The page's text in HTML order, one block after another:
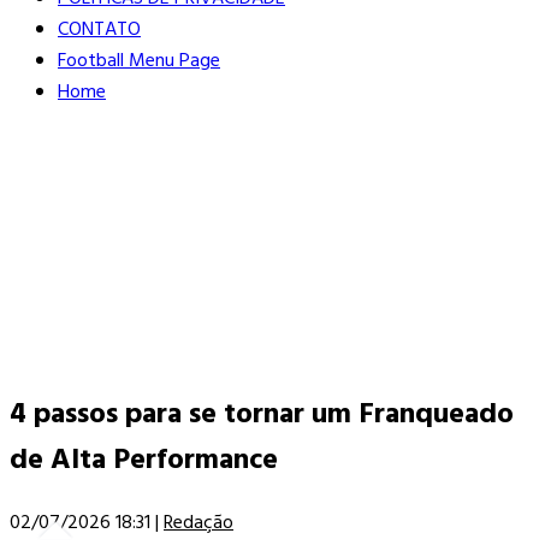
CONTATO
Football Menu Page
Home
4 passos para se tornar um Franqueado
de Alta Performance
02/07/2026 18:31|Redação